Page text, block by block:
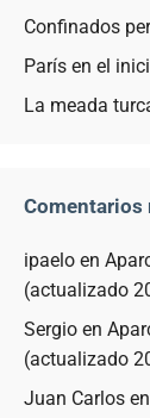
Confinados
París en el
La meada
Comentarios
ipaelo en
(actualizado
Sergio en
(actualizado
Juan Carlos en